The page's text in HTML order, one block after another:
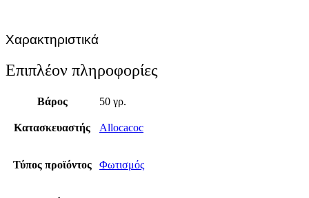
Χαρακτηριστικά
Επιπλέον πληροφορίες
Βάρος 50 γρ.
Κατασκευαστής Allocacoc
Τύπος προϊόντος Φωτισμός